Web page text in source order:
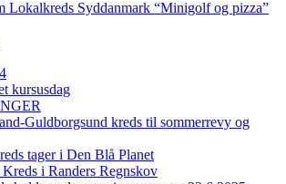
Lokalkreds Syddanmark “Minigolf og pizza”
kursusdag
Guldborgsund kreds til sommerrevy og
tager i Den Blå Planet
i Randers Regnskov